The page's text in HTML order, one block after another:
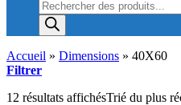
Accueil » Dimensions » 40X60
Filtrer
12 résultats affichésTrié du plus